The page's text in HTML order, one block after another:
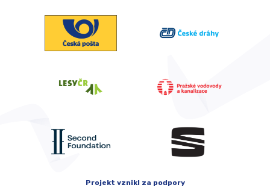
Projekt vznikl za podpory